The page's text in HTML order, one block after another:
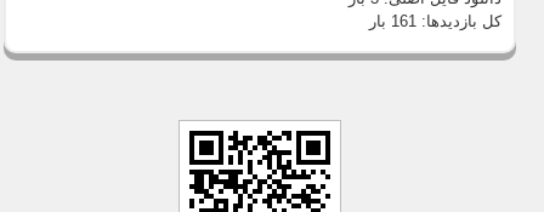
کل بازدیدها: 161 بار